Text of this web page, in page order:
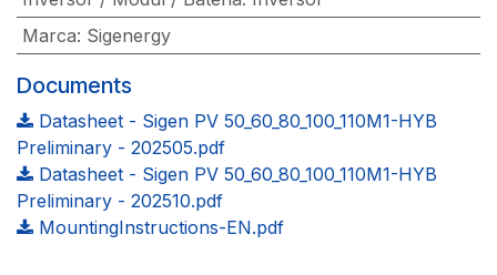
Marca: Sigenergy
Documents
Datasheet - Sigen PV 50_60_80_100_110M1-HYB
Preliminary - 202505.pdf
Datasheet - Sigen PV 50_60_80_100_110M1-HYB
Preliminary - 202510.pdf
MountingInstructions-EN.pdf